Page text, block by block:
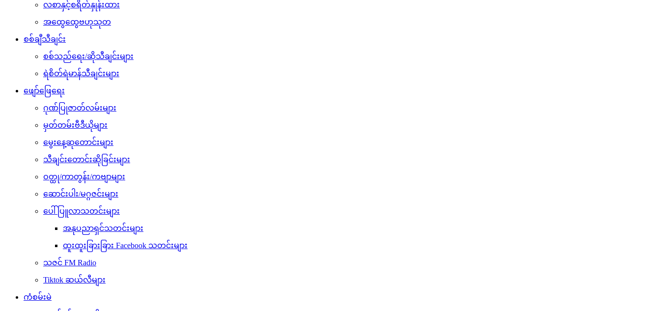
လစာနှင့်စရိတ်နှုန်းထား
အထွေထွေဗဟုသုတ
စစ်ချီသီချင်း
စစ်သည်ရေး/ဆိုသီချင်းများ
ရဲစိတ်ရဲမာန်သီချင်းများ
ဖျော်ဖြေရေး
ဂုဏ်ပြုဇာတ်လမ်းများ
မှတ်တမ်းဗီဒီယိုများ
မွေးနေ့ဆုတောင်းများ
သီချင်းတောင်းဆိုခြင်းများ
ဝတ္ထု/ကာတွန်း/ကဗျာများ
ဆောင်းပါး/မဂ္ဂဇင်းများ
ပေါ်ပြူလာသတင်းများ
အနုပညာရှင်သတင်းများ
ထူးထူးခြားခြား Facebook သတင်းများ
သဇင် FM Radio
Tiktok ဆယ်လီများ
ကံစမ်းမဲ